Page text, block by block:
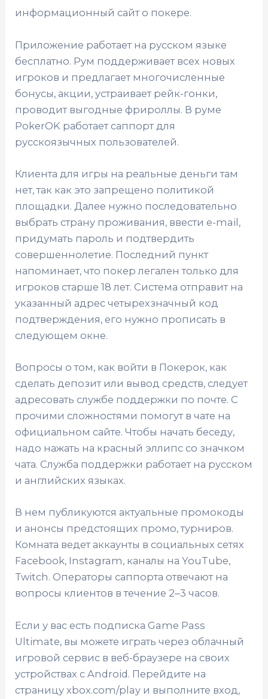
информационный сайт о покере.
Приложение работает на русском языке
бесплатно. Рум поддерживает всех новых
игроков и предлагает многочисленные
бонусы, акции, устраивает рейк-гонки,
проводит выгодные фрироллы. В руме
PokerOK работает саппорт для
русскоязычных пользователей.
Клиента для игры на реальные деньги там
нет, так как это запрещено политикой
площадки. Далее нужно последовательно
выбрать страну проживания, ввести e-mail,
придумать пароль и подтвердить
совершеннолетие. Последний пункт
напоминает, что покер легален только для
игроков старше 18 лет. Система отправит на
указанный адрес четырехзначный код
подтверждения, его нужно прописать в
следующем окне.
Вопросы о том, как войти в Покерок, как
сделать депозит или вывод средств, следует
адресовать службе поддержки по почте. С
прочими сложностями помогут в чате на
официальном сайте. Чтобы начать беседу,
надо нажать на красный эллипс со значком
чата. Служба поддержки работает на русском
и английских языках.
В нем публикуются актуальные промокоды
и анонсы предстоящих промо, турниров.
Комната ведет аккаунты в социальных сетях
Facebook, Instagram, каналы на YouTube,
Twitch. Операторы саппорта отвечают на
вопросы клиентов в течение 2‒3 часов.
Если у вас есть подписка Game Pass
Ultimate, вы можете играть через облачный
игровой сервис в веб-браузере на своих
устройствах с Android. Перейдите на
страницу xbox.com/play и выполните вход,